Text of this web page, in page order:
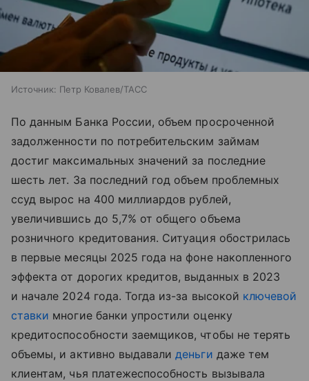
Источник: Петр Ковалев/ТАСС
По данным Банка России, объем просроченной
задолженности по потребительским займам
достиг максимальных значений за последние
шесть лет. За последний год объем проблемных
ссуд вырос на 400 миллиардов рублей,
увеличившись до 5,7% от общего объема
розничного кредитования. Ситуация обострилась
в первые месяцы 2025 года на фоне накопленного
эффекта от дорогих кредитов, выданных в 2023
и начале 2024 года. Тогда из-за высокой ключевой
ставки многие банки упростили оценку
кредитоспособности заемщиков, чтобы не терять
объемы, и активно выдавалиденьги даже тем
клиентам, чья платежеспособность вызывала